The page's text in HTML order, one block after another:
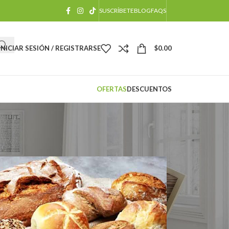
SUSCRÍBETEBLOGFAQS
SESIÓN / REGISTRARSE $0.00
OFERTASDESCUENTOS